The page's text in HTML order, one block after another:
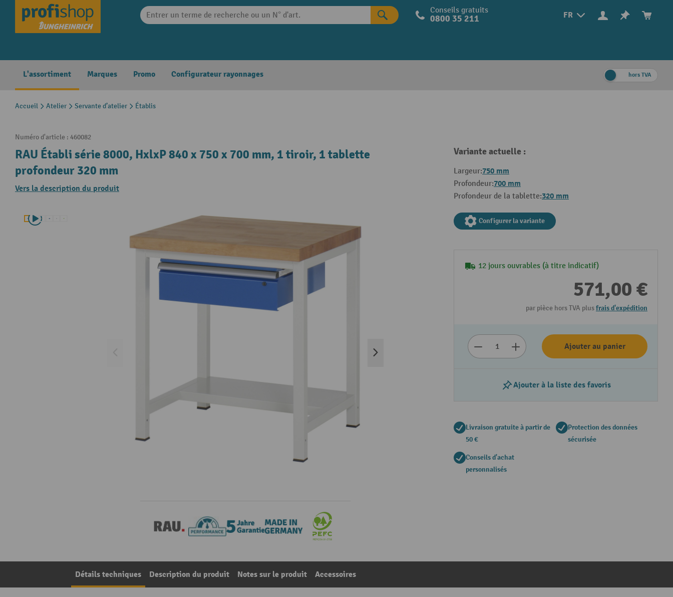
Skip to main navigation FR
Conseils gratuits
0800 35 211
L'assortiment Marques Promo Configurateur rayonnages hors TVA
Accueil Atelier Servante d’atelier Établis
Numéro d'article : 460082
RAU Établi série 8000, HxlxP 840 x 750 x 700 mm, 1 tiroir, 1 tablette
profondeur 320 mm
Vers la description du produit
Lire la vidéo
Variante actuelle :
Largeur:750 mm
Profondeur:700 mm
Profondeur de la tablette:320 mm
Configurer la variante
12 jours ouvrables (à titre indicatif)
571,00 €
par pièce hors TVA plusfrais d'expédition
Ajouter au panier
Ajouter à la liste des favoris
Livraison gratuite à partir de
50 €
Protection des données
sécurisée
Conseils d'achat
personnalisés
Détails techniques Description du produit Notes sur le produit Accessoires